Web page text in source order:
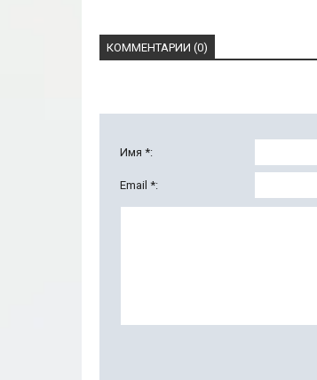
КОММЕНТАРИИ (0)
Имя *:
Email *: